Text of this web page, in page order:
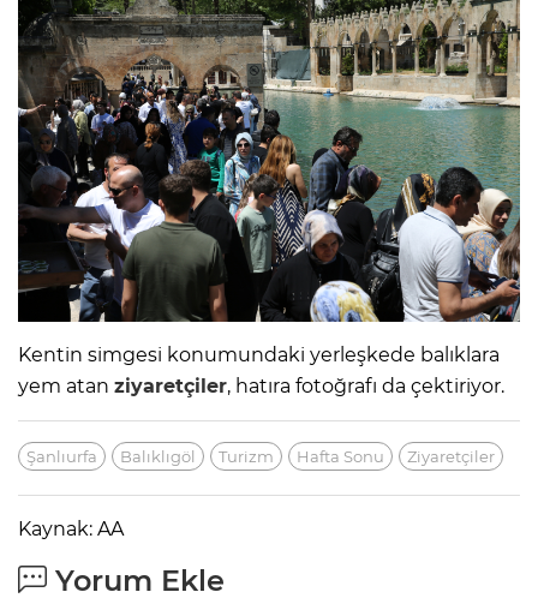
Kentin simgesi konumundaki yerleşkede balıklara
yem atan ziyaretçiler, hatıra fotoğrafı da çektiriyor.
Şanlıurfa Balıklıgöl Turizm Hafta Sonu Ziyaretçiler
Kaynak: AA
Yorum Ekle